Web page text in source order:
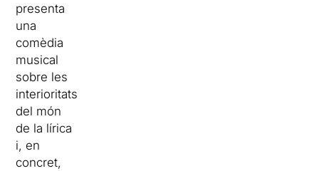
presenta
una
comèdia
musical
sobre les
interioritats
del món
de la lírica
i, en
concret,